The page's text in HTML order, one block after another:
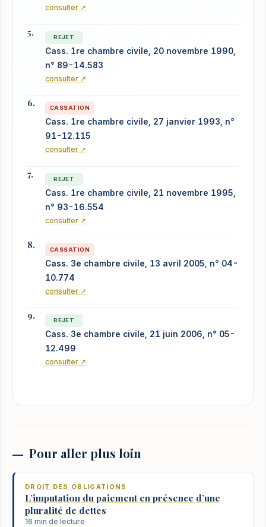
consulter ↗
REJET
Cass. 1re chambre civile, 20 novembre 1990,
n° 89-14.583
consulter ↗
CASSATION
Cass. 1re chambre civile, 27 janvier 1993, n°
91-12.115
consulter ↗
REJET
Cass. 1re chambre civile, 21 novembre 1995,
n° 93-16.554
consulter ↗
CASSATION
Cass. 3e chambre civile, 13 avril 2005, n° 04-
10.774
consulter ↗
REJET
Cass. 3e chambre civile, 21 juin 2006, n° 05-
12.499
consulter ↗
Pour aller plus loin
DROIT DES OBLIGATIONS
L’imputation du paiement en présence d’une
pluralité de dettes
16 min de lecture